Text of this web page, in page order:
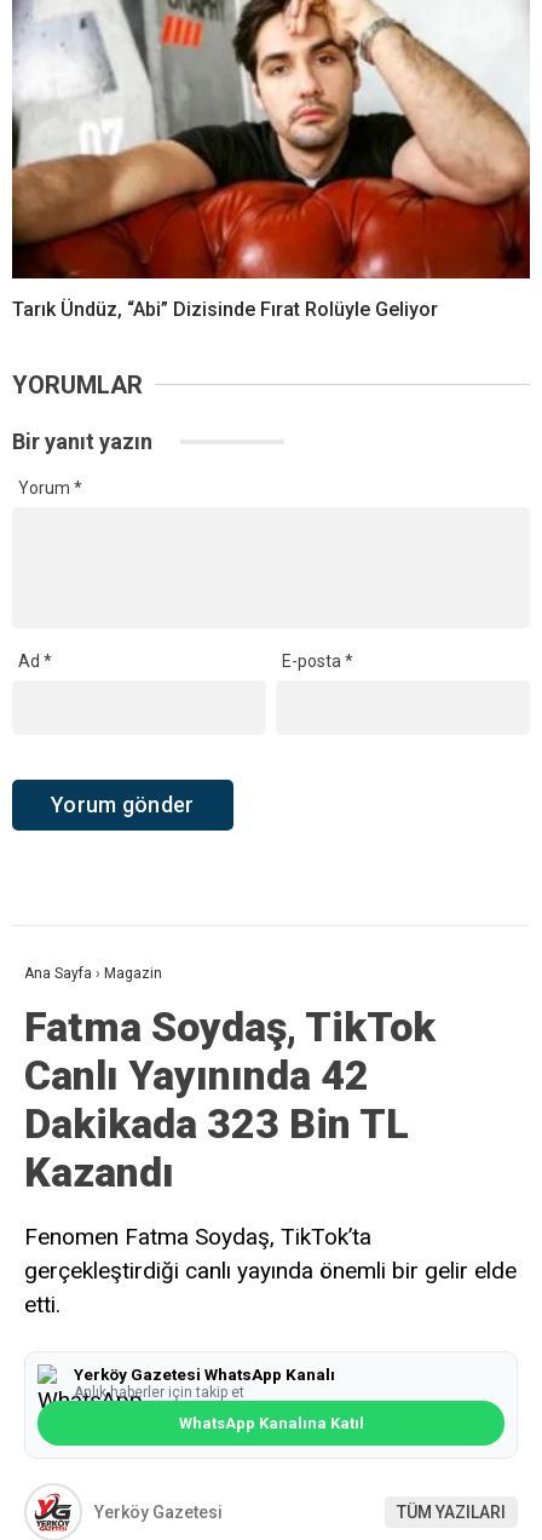
Tarık Ündüz, “Abi” Dizisinde Fırat Rolüyle Geliyor
YORUMLAR
Bir yanıt yazın
Yorum *
Ad * E-posta*
Ana Sayfa › Magazin
Fatma Soydaş, TikTok
Canlı Yayınında 42
Dakikada 323 Bin TL
Kazandı
Fenomen Fatma Soydaş, TikTok’ta
gerçekleştirdiği canlı yayında önemli bir gelir elde
etti.
Yerköy Gazetesi WhatsApp Kanalı
Anlık haberler için takip et
WhatsApp Kanalına Katıl
Yerköy Gazetesi TÜM YAZILARI